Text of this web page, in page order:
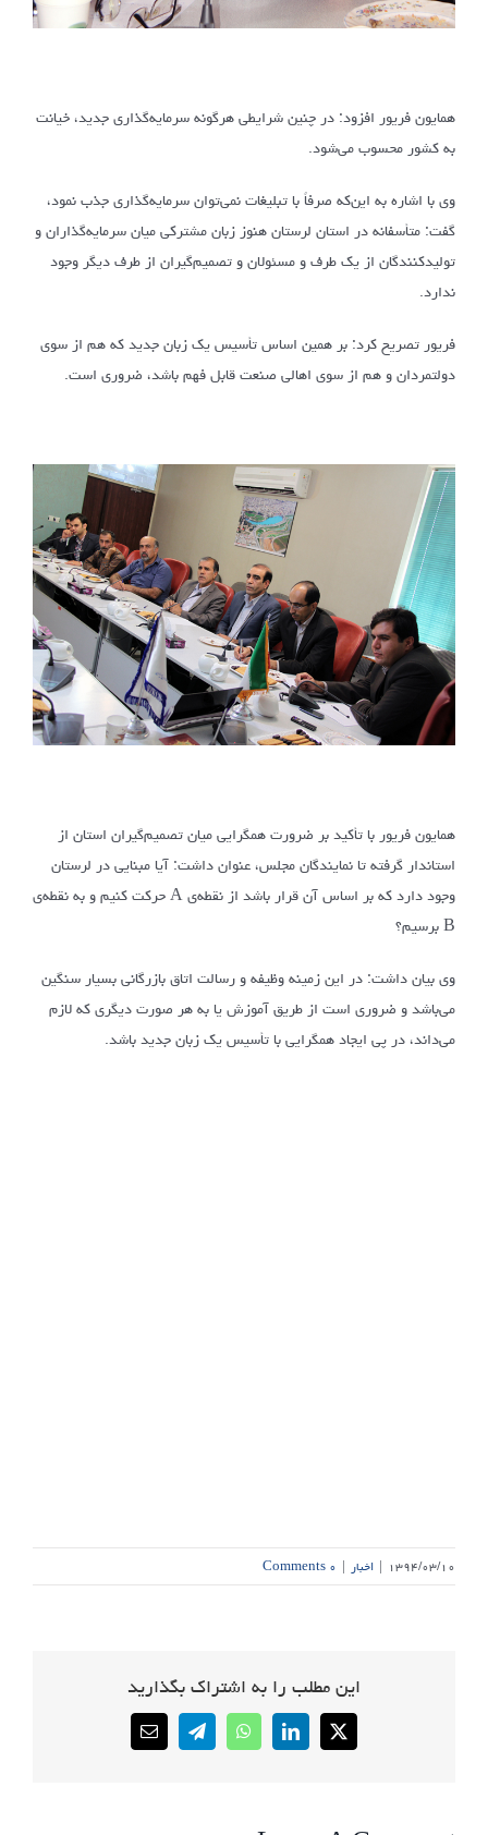
همایون فریور افزود: در چنین شرایطی هرگونه سرمایه‌گذاری جدید، خیانت
به کشور محسوب می‌شود.
وی با اشاره به این‌که صرفاً با تبلیغات نمی‌توان سرمایه‌گذاری جذب نمود،
گفت: متأسفانه در استان لرستان هنوز زبان مشترکی میان سرمایه‌گذاران و
تولیدکنندگان از یک طرف و مسئولان و تصمیم‌گیران از طرف دیگر وجود
ندارد.
فریور تصریح کرد: بر همین اساس تأسیس یک زبان جدید که هم از سوی
دولتمردان و هم از سوی اهالی صنعت قابل فهم باشد، ضروری است.
همایون فریور با تأکید بر ضرورت همگرایی میان تصمیم‌گیران استان از
استاندار گرفته تا نمایندگان مجلس، عنوان داشت: آیا مبنایی در لرستان
وجود دارد که بر اساس آن قرار باشد از نقطه‌ی A حرکت کنیم و به نقطه‌ی
B برسیم؟
وی بیان داشت: در این زمینه وظیفه و رسالت اتاق بازرگانی بسیار سنگین
می‌باشد و ضروری است از طریق آموزش یا به هر صورت دیگری که لازم
می‌داند، در پی ایجاد همگرایی با تأسیس یک زبان جدید باشد.
۱۳۹۴/۰۳/۱۰ | اخبار | ۰ Comments
این مطلب را به اشتراک بگذارید
X
LinkedIn
WhatsApp
Telegram
Email